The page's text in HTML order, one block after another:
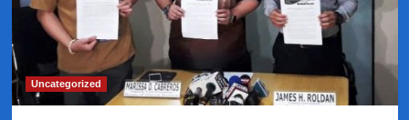
negosyo
sa
Quezon
City,
sinampahan
Uncategorized